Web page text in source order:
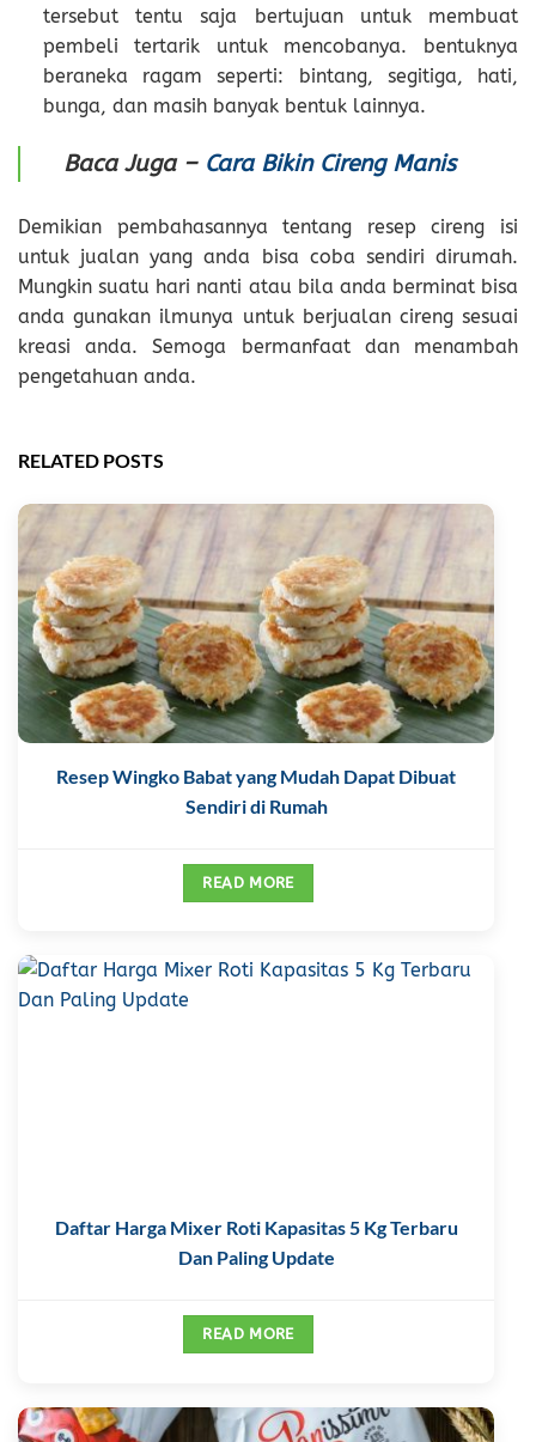
tersebut tentu saja bertujuan untuk membuat
pembeli tertarik untuk mencobanya. bentuknya
beraneka ragam seperti: bintang, segitiga, hati,
bunga, dan masih banyak bentuk lainnya.
Baca Juga – Cara Bikin Cireng Manis
Demikian pembahasannya tentang resep cireng isi
untuk jualan yang anda bisa coba sendiri dirumah.
Mungkin suatu hari nanti atau bila anda berminat bisa
anda gunakan ilmunya untuk berjualan cireng sesuai
kreasi anda. Semoga bermanfaat dan menambah
pengetahuan anda.
RELATED POSTS
Resep Wingko Babat yang Mudah Dapat Dibuat
Sendiri di Rumah
READ MORE
Daftar Harga Mixer Roti Kapasitas 5 Kg Terbaru
Dan Paling Update
READ MORE